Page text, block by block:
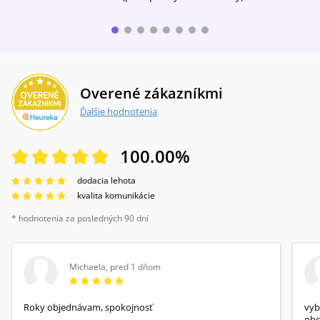
Overené zákazníkmi
Ďalšie hodnotenia
100.00%
dodacia lehota
kvalita komunikácie
* hodnotenia za posledných 90 dní
Michaela, pred 1 dňom
Roky objednávam, spokojnosť